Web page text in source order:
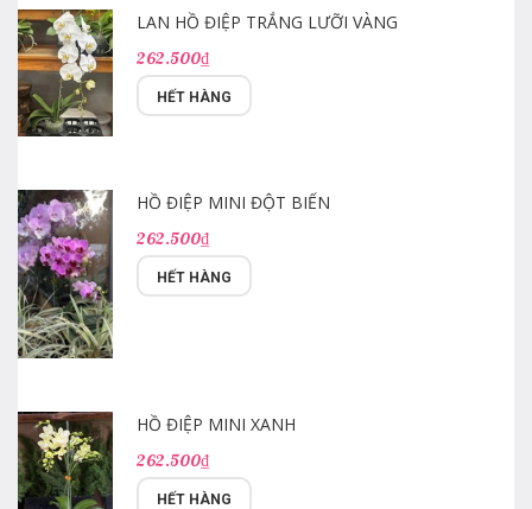
LAN HỒ ĐIỆP TRẮNG LƯỠI VÀNG
262.500₫
HẾT HÀNG
HỒ ĐIỆP MINI ĐỘT BIẾN
262.500₫
HẾT HÀNG
HỒ ĐIỆP MINI XANH
262.500₫
HẾT HÀNG